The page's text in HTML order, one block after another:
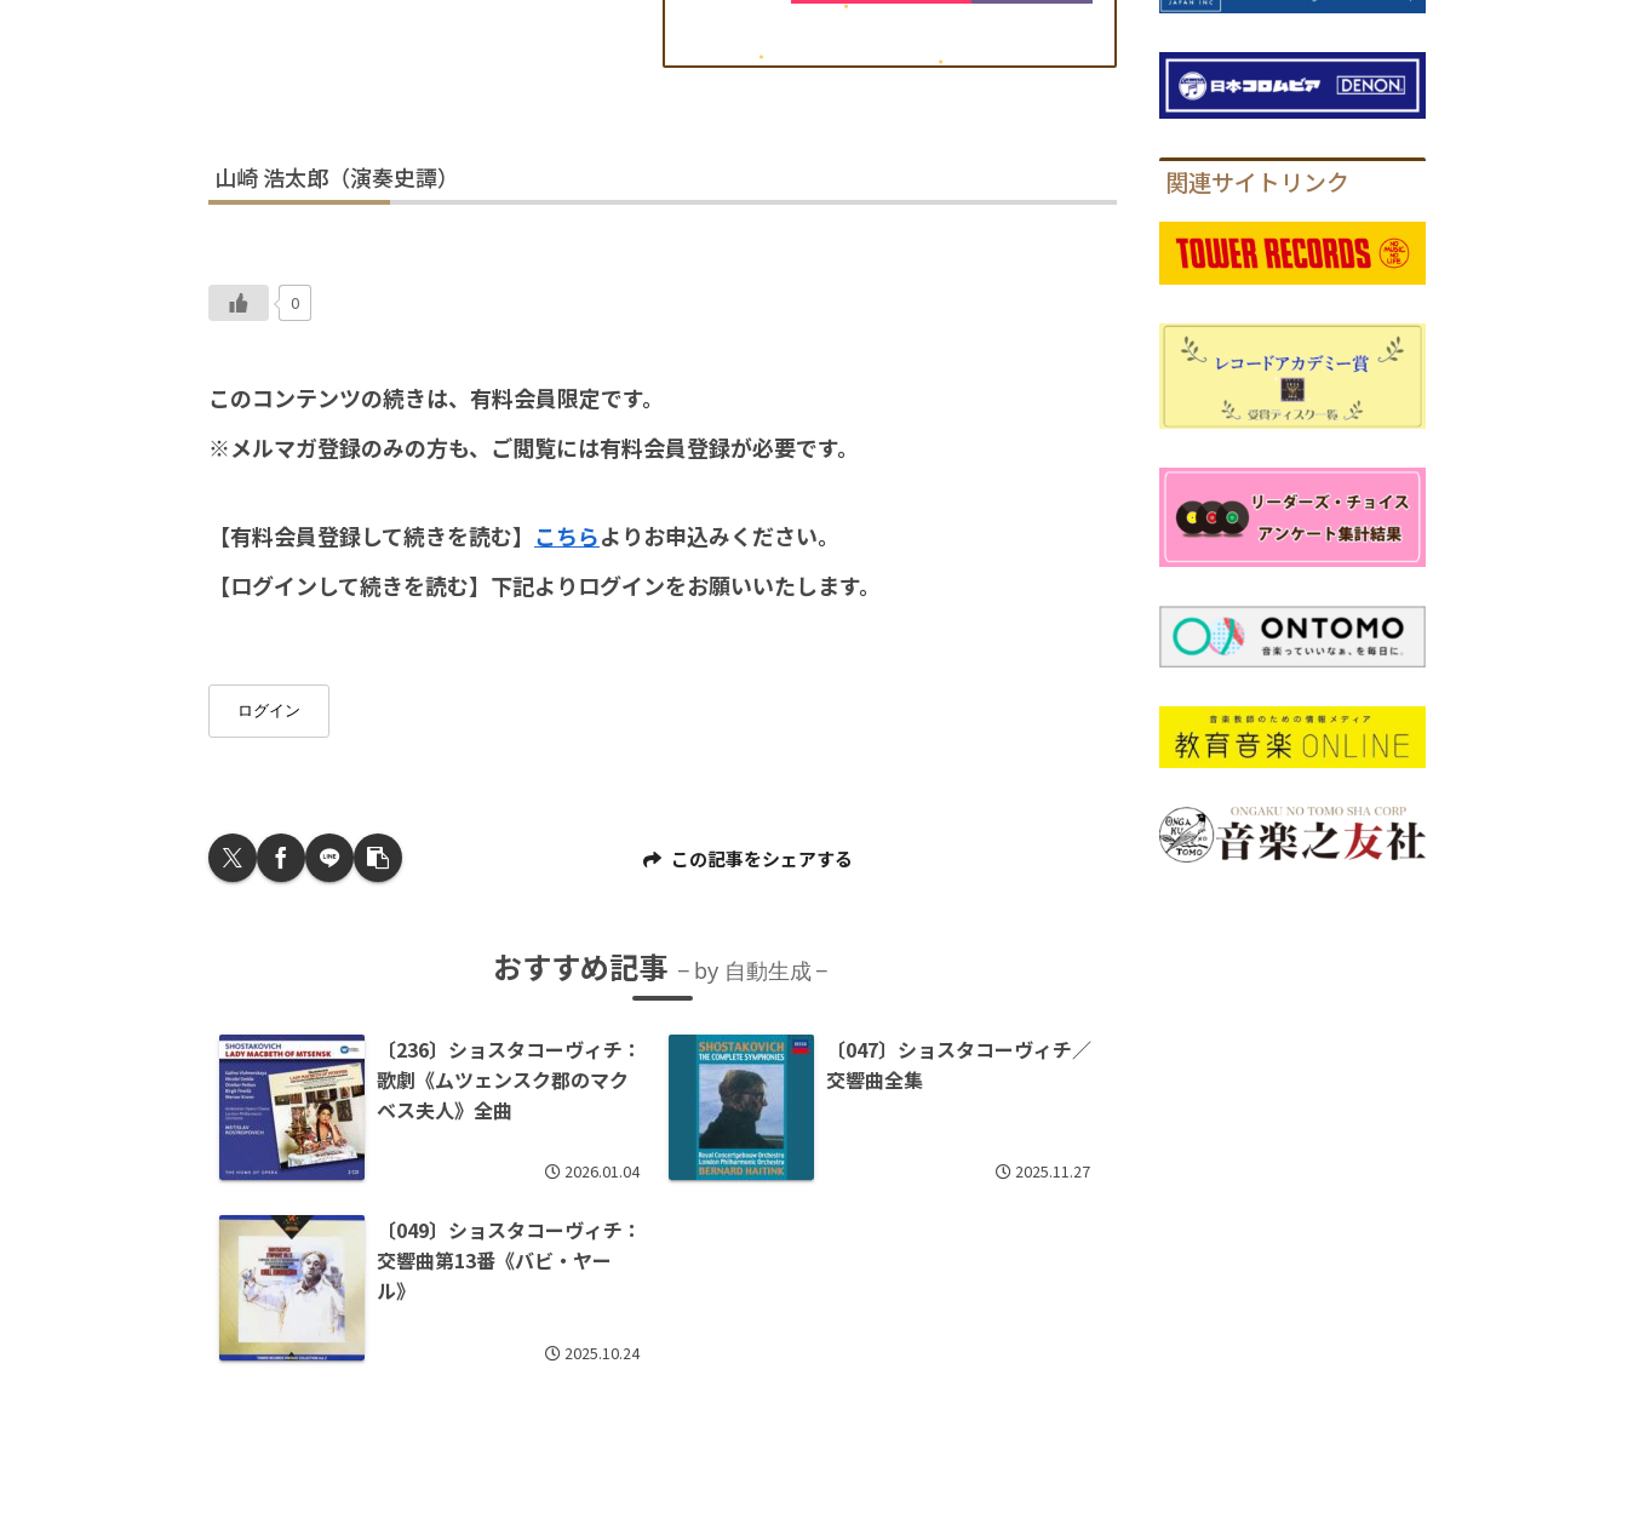
山崎 浩太郎（演奏史譚）
0
このコンテンツの続きは、有料会員限定です。
※メルマガ登録のみの方も、ご閲覧には有料会員登録が必要です。
【有料会員登録して続きを読む】 こちらよりお申込みください。
【ログインして続きを読む】下記よりログインをお願いいたします。
ログイン
この記事をシェアする
おすすめ記事 by 自動生成
〔236〕ショスタコーヴィチ：
歌劇《ムツェンスク郡のマク
ベス夫人》全曲
2026.01.04
〔047〕ショスタコーヴィチ／
交響曲全集
2025.11.27
〔049〕ショスタコーヴィチ：
交響曲第13番《バビ・ヤー
ル》
2025.10.24
関連サイトリンク